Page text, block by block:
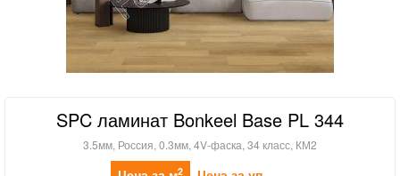
SPC ламинат Bonkeel Base PL 344
3.5мм, Россия, 0.3мм, 4V-фаска, 34 класс, КМ2
2